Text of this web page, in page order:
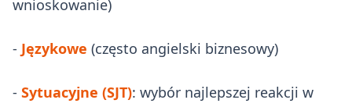
wnioskowanie)
- Językowe (często angielski biznesowy)
- Sytuacyjne (SJT): wybór najlepszej reakcji w